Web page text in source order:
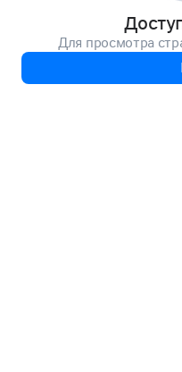
Для просмотра